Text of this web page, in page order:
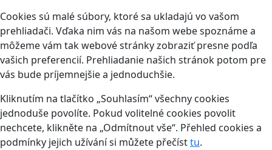
Cookies sú malé súbory, ktoré sa ukladajú vo vašom
prehliadači. Vďaka nim vás na našom webe spoznáme a
môžeme vám tak webové stránky zobraziť presne podľa
vašich preferencií. Prehliadanie našich stránok potom pre
vás bude príjemnejšie a jednoduchšie.
Kliknutím na tlačítko „Souhlasím“ všechny cookies
jednoduše povolíte. Pokud volitelné cookies povolit
nechcete, klikněte na „Odmítnout vše“. Přehled cookies a
podmínky jejich užívání si můžete přečísttu.